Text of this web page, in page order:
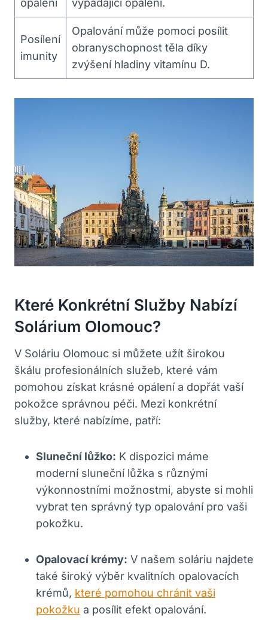
opálení vypadající opálení.
Posílení
imunity
Opalování může pomoci posílit
obranyschopnost těla díky
zvýšení hladiny vitamínu D.
Které Konkrétní Služby Nabízí
Solárium Olomouc?
V Soláriu Olomouc si můžete užít širokou
škálu profesionálních služeb, které vám
pomohou získat krásné opálení a dopřát vaší
pokožce správnou péči. Mezi konkrétní
služby, které nabízíme, patří:
Sluneční lůžko: K dispozici máme
moderní sluneční lůžka s různými
výkonnostními možnostmi, abyste si mohli
vybrat ten správný typ opalování pro vaši
pokožku.
Opalovací krémy: V našem soláriu najdete
také široký výběr kvalitních opalovacích
krémů, které pomohou chránit vaši
pokožku a posílit efekt opalování.